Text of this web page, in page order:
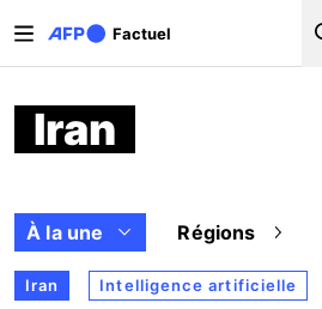
Factuel
Iran
À la une Régions
Iran Intelligence artificielle